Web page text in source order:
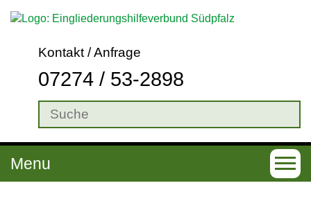
Kontakt / Anfrage
07274 / 53-2898
T
o
Menu